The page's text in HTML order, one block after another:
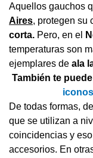
Aquellos gauchos
Aires, protegen su
corta. Pero, en el
temperaturas son
ejemplares de ala
También te
De todas formas,
que se utilizan a
coincidencias y
accesorios. En